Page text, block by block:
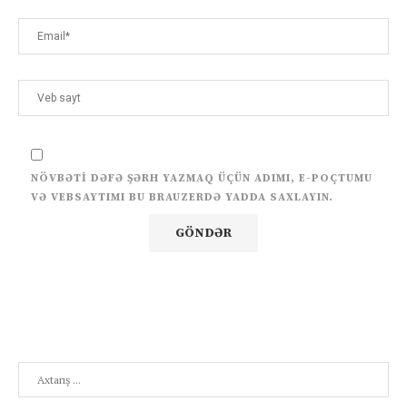
NÖVBƏTI DƏFƏ ŞƏRH YAZMAQ ÜÇÜN ADIMI, E-POÇTUMU
VƏ VEBSAYTIMI BU BRAUZERDƏ YADDA SAXLAYIN.